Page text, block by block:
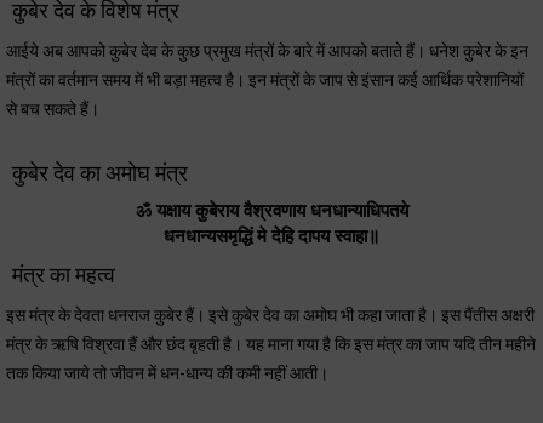
कुबेर देव के विशेष मंत्र
आईये अब आपको कुबेर देव के कुछ प्रमुख मंत्रों के बारे में आपको बताते हैं। धनेश कुबेर के इन
मंत्रों का वर्तमान समय में भी बड़ा महत्व है। इन मंत्रों के जाप से इंसान कई आर्थिक परेशानियों
से बच सकते हैं।
कुबेर देव का अमोघ मंत्र
ॐ यक्षाय कुबेराय वैश्रवणाय धनधान्याधिपतये
धनधान्यसमृद्धिं मे देहि दापय स्वाहा॥
मंत्र का महत्व
इस मंत्र के देवता धनराज कुबेर हैं। इसे कुबेर देव का अमोघ भी कहा जाता है। इस पैंतीस अक्षरी
मंत्र के ऋषि विश्रवा हैं और छंद बृहती है। यह माना गया है कि इस मंत्र का जाप यदि तीन महीने
तक किया जाये तो जीवन में धन-धान्य की कमी नहीं आती।